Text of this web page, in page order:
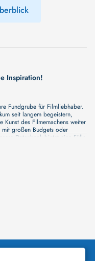
Inspiration!
Fundgrube für Filmliebhaber.
seit langem begeistern,
des Filmemachens weiter
großen Budgets oder
Datenbank bietet eine Fülle
werden. Beim Durchstöbern
werden, die Sie erkunden